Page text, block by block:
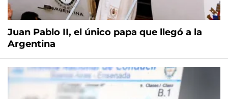
Juan Pablo II, el único papa que llegó a la
Argentina